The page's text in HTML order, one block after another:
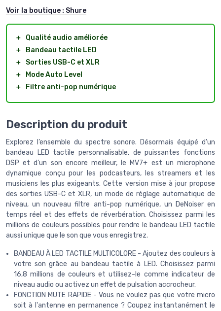
Voir la boutique : Shure
＋
Qualité audio améliorée
＋
Bandeau tactile LED
＋
Sorties USB-C et XLR
＋
Mode Auto Level
＋
Filtre anti-pop numérique
Description du produit
Explorez l’ensemble du spectre sonore. Désormais équipé d’un
bandeau LED tactile personnalisable, de puissantes fonctions
DSP et d’un son encore meilleur, le MV7+ est un microphone
dynamique conçu pour les podcasteurs, les streamers et les
musiciens les plus exigeants. Cette version mise à jour propose
des sorties USB-C et XLR, un mode de réglage automatique de
niveau, un nouveau filtre anti-pop numérique, un DeNoiser en
temps réel et des effets de réverbération. Choisissez parmi les
millions de couleurs possibles pour rendre le bandeau LED tactile
aussi unique que le son que vous enregistrez.
BANDEAU À LED TACTILE MULTICOLORE - Ajoutez des couleurs à
votre son grâce au bandeau tactile à LED. Choisissez parmi
16,8 millions de couleurs et utilisez-le comme indicateur de
niveau audio ou activez un effet de pulsation accrocheur.
FONCTION MUTE RAPIDE - Vous ne voulez pas que votre micro
soit à l'antenne en permanence ? Coupez instantanément le